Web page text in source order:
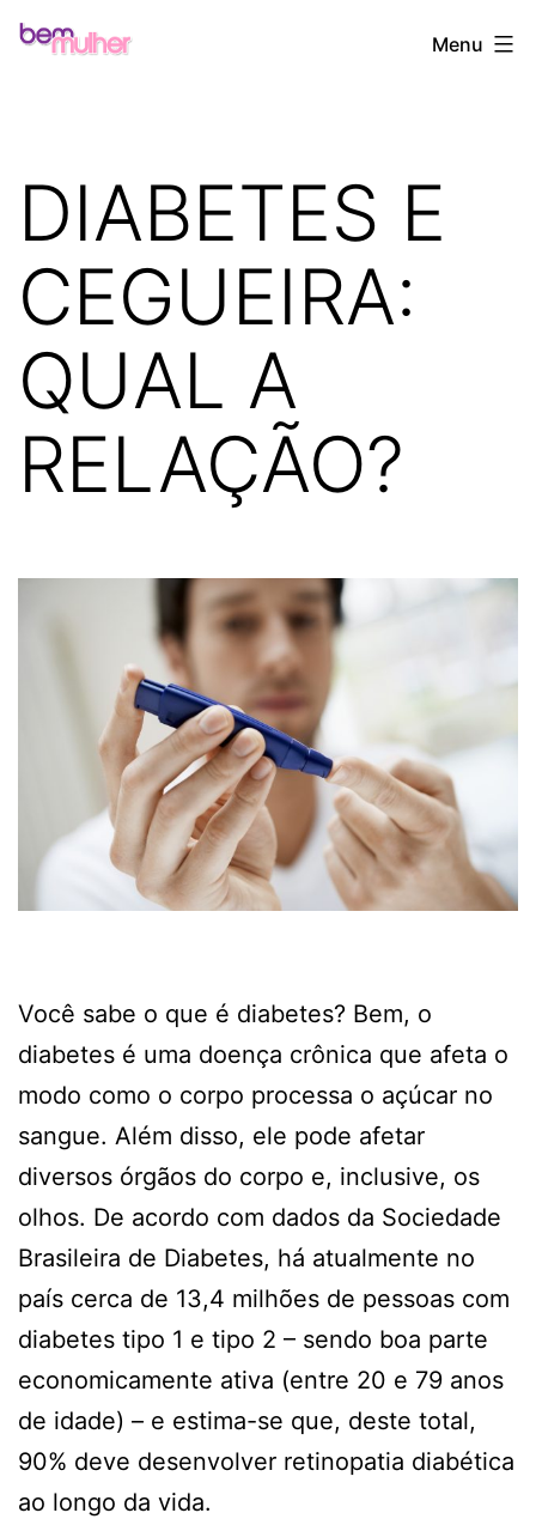
Pular
Bem
Menu
DIABETES E
CEGUEIRA:
QUAL A
RELAÇÃO?
Você sabe o que é diabetes? Bem, o
diabetes é uma doença crônica que afeta o
modo como o corpo processa o açúcar no
sangue. Além disso, ele pode afetar
diversos órgãos do corpo e, inclusive, os
olhos. De acordo com dados da Sociedade
Brasileira de Diabetes, há atualmente no
país cerca de 13,4 milhões de pessoas com
diabetes tipo 1 e tipo 2 – sendo boa parte
economicamente ativa (entre 20 e 79 anos
de idade) – e estima-se que, deste total,
90% deve desenvolver retinopatia diabética
ao longo da vida.